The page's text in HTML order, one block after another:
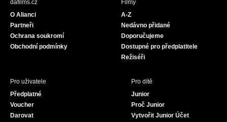
dafilms.cz
O Alianci
Partneři
Ochrana soukromí
Obchodní podmínky
Filmy
A-Z
Nedávno přidané
Doporučujeme
Dostupné pro předplatitele
Režiséři
Pro uživatele
Předplatné
Voucher
Darovat
Pro dítě
Junior
Proč Junior
Vytvořit Junior Účet